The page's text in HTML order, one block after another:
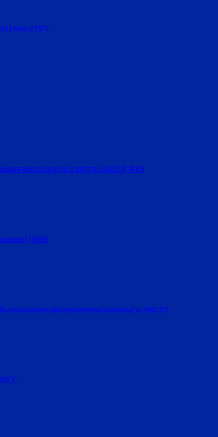
| Max.275°C
ตสาหกรรมอาหาร มาตรฐาน HACCP, IP67
| IP65
บงานตรวจสอบอุณหภูมิอาหารตามมาตรฐาน HACCP